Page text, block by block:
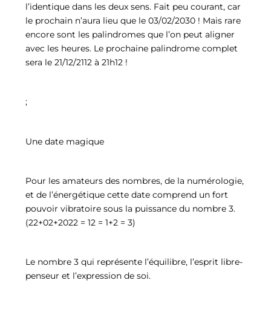
l’identique dans les deux sens. Fait peu courant, car
le prochain n’aura lieu que le 03/02/2030 ! Mais rare
encore sont les palindromes que l’on peut aligner
avec les heures. Le prochaine palindrome complet
sera le 21/12/2112 à 21h12 !
;
Une date magique
Pour les amateurs des nombres, de la numérologie,
et de l’énergétique cette date comprend un fort
pouvoir vibratoire sous la puissance du nombre 3.
(22+02+2022 = 12 = 1+2 = 3)
Le nombre 3 qui représente l’équilibre, l’esprit libre-
penseur et l’expression de soi.